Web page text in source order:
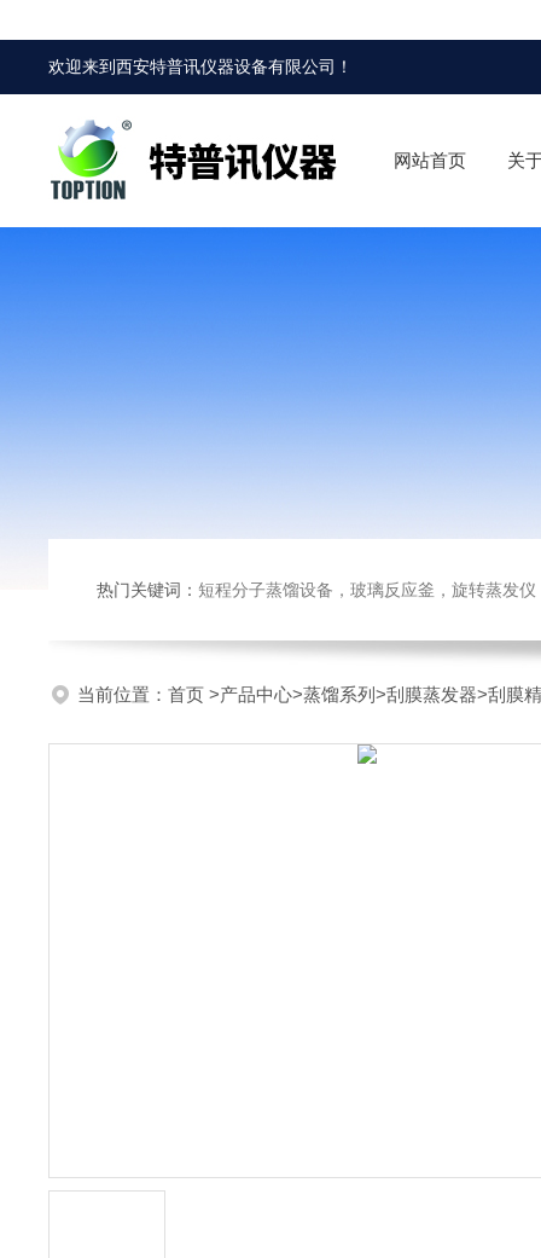
欢迎来到西安特普讯仪器设备有限公司 ！
网站首页 关
热门关键词： 短程分子蒸馏设备，玻璃反应釜，旋转蒸发
当前位置： 首页 >产品中心>蒸馏系列 >刮膜蒸发器>刮膜